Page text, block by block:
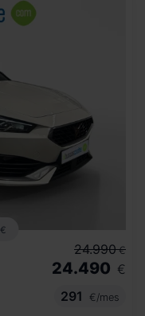
€
24.990 €
24.490 €
291
€/mes